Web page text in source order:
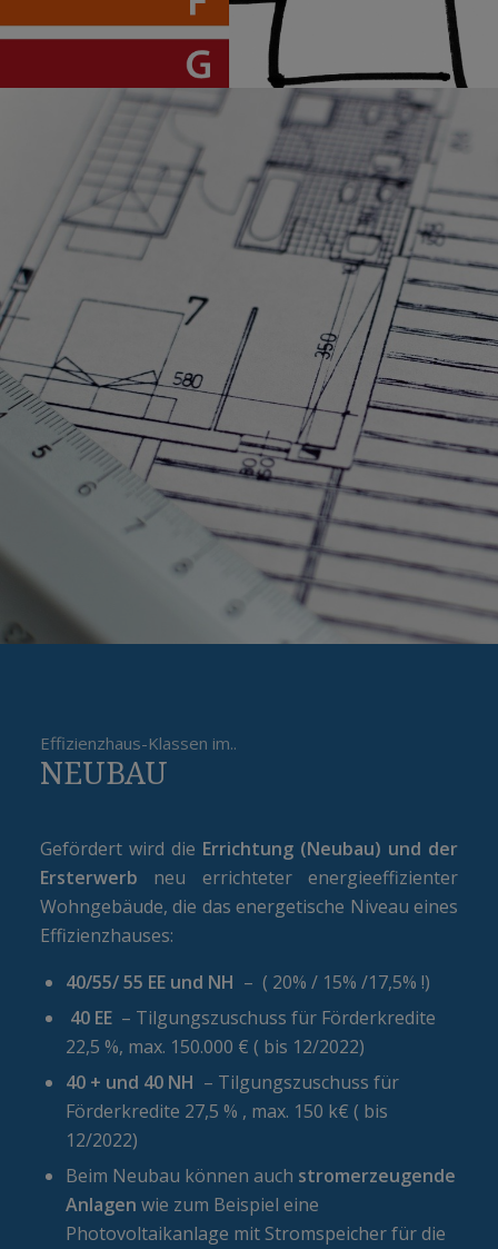
Effizienzhaus-Klassen im..
NEUBAU
Gefördert wird die Errichtung (Neubau) und der
Ersterwerb neu errichteter energieeffizienter
Wohngebäude, die das energetische Niveau eines
Effizienzhauses:
40/55/ 55 EE und NH – ( 20% / 15% /17,5% !)
40 EE– Tilgungszuschuss für Förderkredite
22,5 %, max. 150.000 € ( bis 12/2022)
40 + und 40 NH – Tilgungszuschuss für
Förderkredite 27,5 % , max. 150 k€ ( bis
12/2022)
Beim Neubau können auch stromerzeugende
Anlagen wie zum Beispiel eine
Photovoltaikanlage mit Stromspeicher für die